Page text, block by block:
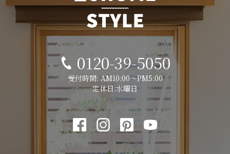
0120-39-5050
受付時間: AM10:00～PM5:00
定休日:水曜日